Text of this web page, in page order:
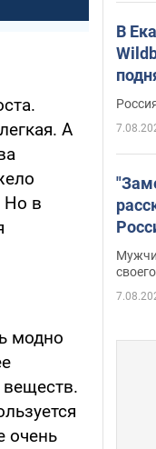
А
Но в
модно
очень
В
Фото